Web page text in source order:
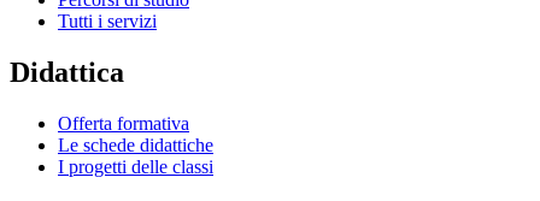
Tutti i servizi
Didattica
Offerta formativa
Le schede didattiche
I progetti delle classi